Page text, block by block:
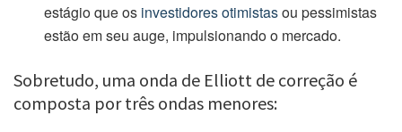
estágio que os investidores otimistasou pessimistas
estão em seu auge, impulsionando o mercado.
Sobretudo, uma onda de Elliott de correção é
composta por três ondas menores: